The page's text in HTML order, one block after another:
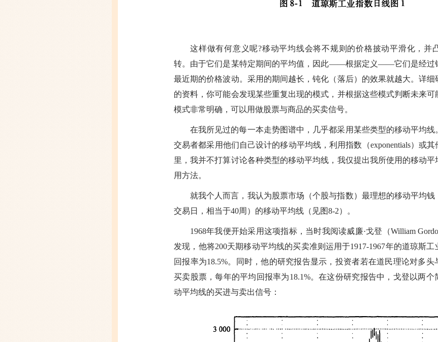
这样做有何意义呢?移动平均线会将不规则的价格披动平滑化，并
转。由于它们是某特定期间的平均值，因此——根据定义——它们是经过
最近期的价格波动。采用的期间越长，钝化（落后）的效果就越大。详
的资料，你可能会发现某些重复出现的模式，并根据这些模式判断未来
模式非常明确，可以用做股票与商品的买卖信号。
在我所见过的每一本走势图谱中，几乎都采用某些类型的移动平均
交易者都采用他们自己设计的移动平均线，利用指数（exponentials）或
里，我并不打算讨论各种类型的移动平均线，我仅提出我所使用的移动平
用方法。
就我个人而言，我认为股票市场（个股与指数）最理想的移动平均钱
交易日，相当于40周）的移动平均线（见图8-2）。
1968年我便开始采用这项指标，当时我阅读威廉·戈登（William
发现，他将200天期移动平均线的买卖准则运用于1917-1967年的道琼斯
回报率为18.5%。同时，他的研究报告显示，投资者若在道民理论对多头
买卖股票，每年的平均回报率为18.1%。在这份研究报告中，戈登以两个
动平均线的买进与卖出信号：